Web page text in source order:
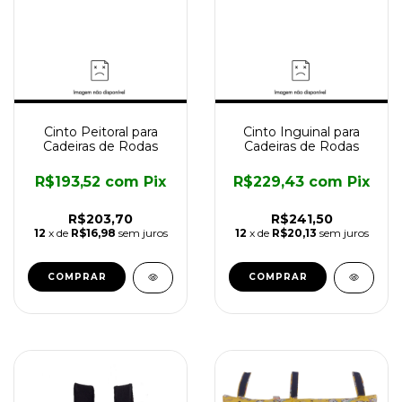
Cinto Peitoral para
Cadeiras de Rodas
R$203,70
R$193,52 com Pix
12 x de R$16,98 sem juros
Cinto Inguinal para
Cadeiras de Rodas
R$241,50
R$229,43 com Pix
12 x de R$20,13 sem juros